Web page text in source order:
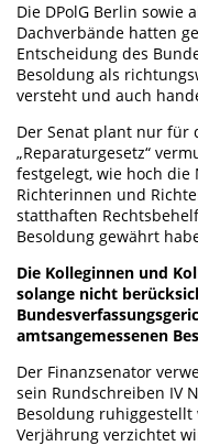
Die DPolG Berlin sowie
Dachverbände hatten
Entscheidung des
Besoldung als
versteht und auch
Der Senat plant nur für
„Reparaturgesetz“
festgelegt, wie hoch
Richterinnen und
statthaften
Besoldung gewährt
Die Kolleginnen und
solange nicht
amtsangemessenen
Der Finanzsenator
sein Rundschreiben IV
Besoldung
Verjährung verzichtet